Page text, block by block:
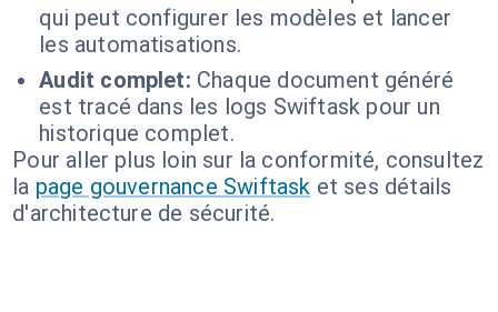
qui peut configurer les modèles et lancer
les automatisations.
Audit complet: Chaque document généré
est tracé dans les logs Swiftask pour un
historique complet.
Pour aller plus loin sur la conformité, consultez
la page gouvernance Swiftask et ses détails
d'architecture de sécurité.